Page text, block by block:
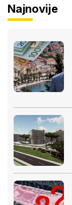
Najnovije